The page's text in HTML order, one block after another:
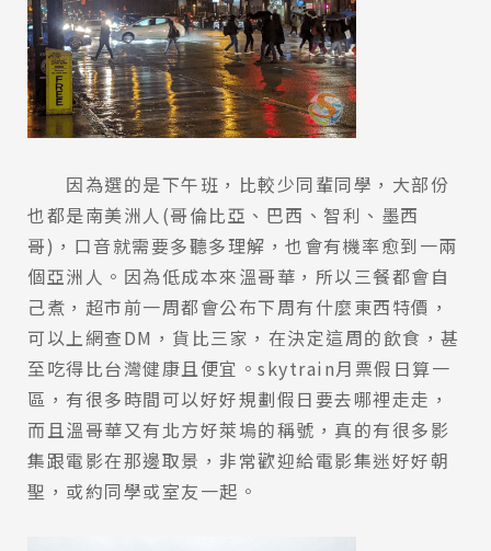
因為選的是下午班，比較少同輩同學，大部份
也都是南美洲人(哥倫比亞、巴西、智利、墨西
哥)，口音就需要多聽多理解，也會有機率愈到一兩
個亞洲人。因為低成本來溫哥華，所以三餐都會自
己煮，超市前一周都會公布下周有什麼東西特價，
可以上網查DM，貨比三家，在決定這周的飲食，甚
至吃得比台灣健康且便宜。skytrain月票假日算一
區，有很多時間可以好好規劃假日要去哪裡走走，
而且溫哥華又有北方好萊塢的稱號，真的有很多影
集跟電影在那邊取景，非常歡迎給電影集迷好好朝
聖，或約同學或室友一起。